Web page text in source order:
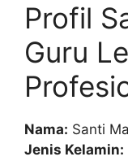
Profil
Guru
Nama: Santi
Jenis Kelamin: